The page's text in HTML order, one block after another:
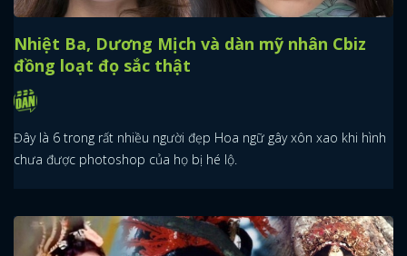
Nhiệt Ba, Dương Mịch và dàn mỹ nhân Cbiz
đồng loạt đọ sắc thật
Đây là 6 trong rất nhiều người đẹp Hoa ngữ gây xôn xao khi hình
chưa được photoshop của họ bị hé lộ.